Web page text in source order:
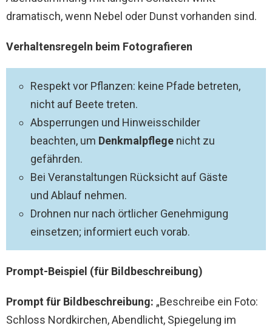
dramatisch, wenn Nebel oder Dunst vorhanden sind.
Verhaltensregeln beim Fotografieren
Respekt vor Pflanzen: keine Pfade betreten,
nicht auf Beete treten.
Absperrungen und Hinweisschilder
beachten, um Denkmalpflege nicht zu
gefährden.
Bei Veranstaltungen Rücksicht auf Gäste
und Ablauf nehmen.
Drohnen nur nach örtlicher Genehmigung
einsetzen; informiert euch vorab.
Prompt-Beispiel (für Bildbeschreibung)
Prompt für Bildbeschreibung: „Beschreibe ein Foto:
Schloss Nordkirchen, Abendlicht, Spiegelung im